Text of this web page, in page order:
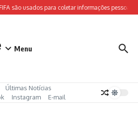
são usados para coletar informações pessoais
Menu
Últimas Notícias
Instagram E-mail